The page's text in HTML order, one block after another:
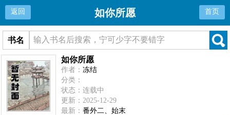
返回 如你所愿 首页
书名
如你所愿
作者：冻结
分类：
状态：连载中
更新：2025-12-29
最新：番外二、始末